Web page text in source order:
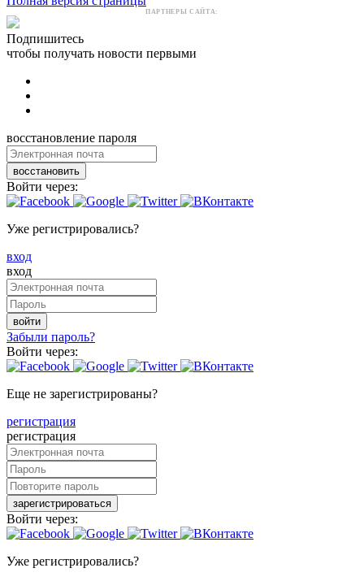
ПАРТНЕРЫ САЙТА:
Подпишитесь
чтобы получать новости первыми
восстановление пароля
восстановить
Войти через:
Уже регистрировались?
вход
вход
войти
Забыли пароль?
Войти через:
Еще не зарегистрированы?
регистрация
регистрация
зарегистрироваться
Войти через:
Уже регистрировались?